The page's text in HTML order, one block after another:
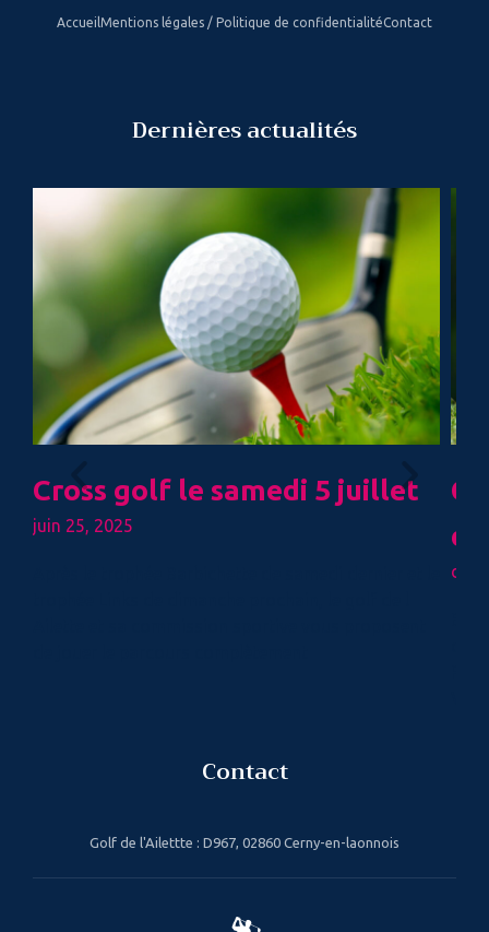
AccueilMentions légales / Politique de confidentialitéContact
Dernières actualités
Cross golf le samedi 5 juillet
juin 25, 2025
Contact
Golf de l'Ailettte : D967, 02860 Cerny-en-laonnois